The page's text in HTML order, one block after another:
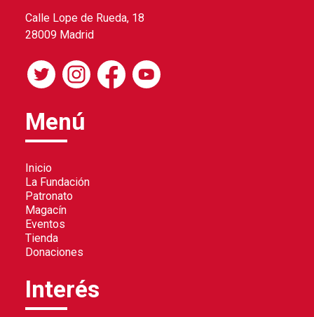
Calle Lope de Rueda, 18
28009 Madrid
Menú
Inicio
La Fundación
Patronato
Magacín
Eventos
Tienda
Donaciones
Interés